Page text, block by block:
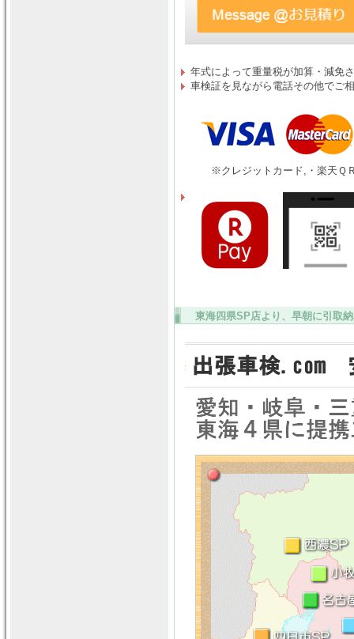
年式によって重量税が加算・減免
車検証を見ながら電話その他でご
※クレジットカード,・楽天Ｑ
東海四県SP店より、早朝に引取